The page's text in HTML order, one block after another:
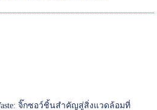
จิ๊กซอว์ชิ้นสำคัญสู่สิ่งแวดล้อมที่